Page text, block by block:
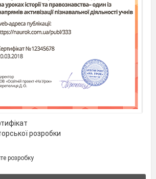
фр.
розробки
розробку